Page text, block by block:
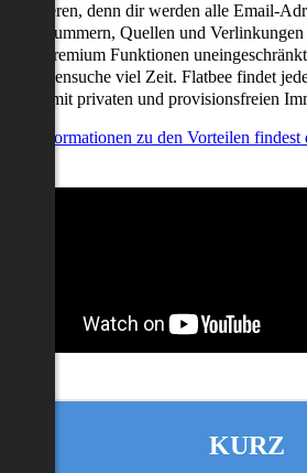
denn dir werden alle Email-
Quellen und
alle Premium Funktionen
viel Zeit. Flatbee findet
mit privaten und provisionsfreien
Informationen zu den Vorteilen findest
KURZ